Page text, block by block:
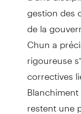
gestion des
de la
Chun a
rigoureuse
correctives
restent une